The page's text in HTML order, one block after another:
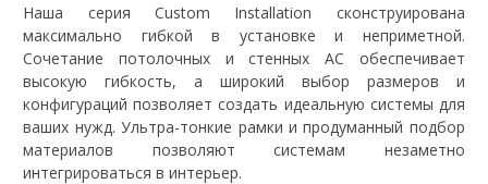
Наша серия Custom Installation сконструирована
максимально гибкой в установке и неприметной.
Сочетание потолочных и стенных АС обеспечивает
высокую гибкость, а широкий выбор размеров и
конфигураций позволяет создать идеальную системы для
ваших нужд. Ультра-тонкие рамки и продуманный подбор
материалов позволяют системам незаметно
интегрироваться в интерьер.